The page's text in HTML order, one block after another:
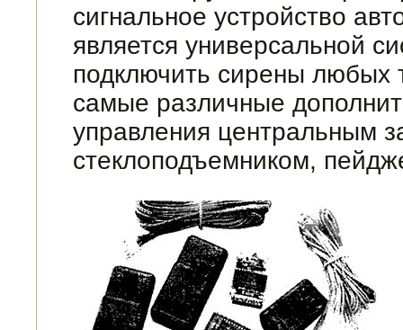
сигнальное устройство
яв­ляется универсальной
подключить сирены любых
самые различные
управления центральным
стеклоподъемником,